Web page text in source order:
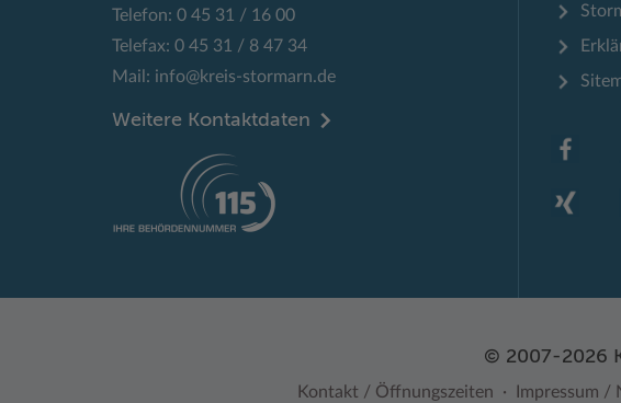
Telefon: 0 45 31 / 16 00
Telefax: 0 45 31 / 8 47 34
Mail: info@kreis-stormarn.de
Weitere Kontaktdaten
© 2007-2026
Kontakt / Öffnungszeiten Impressum /